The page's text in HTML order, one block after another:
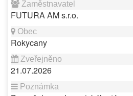
FUTURA AM s.r.o.
Rokycany
21.07.2026